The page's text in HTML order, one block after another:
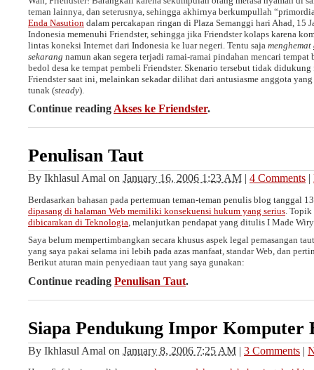
teman lainnya, dan seterusnya, sehingga akhirnya berkumpullah
Enda Nasution dalam percakapan ringan di Plaza Semanggi hari Ahad, 15
Indonesia memenuhi Friendster, sehingga jika Friendster kolaps karena
lintas koneksi Internet dari Indonesia ke luar negeri. Tentu saja menghemat
sekarang namun akan segera terjadi ramai-ramai pindahan mencari tempat
bedol desa ke tempat pembeli Friendster. Skenario tersebut tidak
Friendster saat ini, melainkan sekadar dilihat dari antusiasme anggota
tunak (steady).
Continue readingAkses ke Friendster.
Penulisan Taut
By Ikhlasul Amal on January 16, 2006 1:23 AM 4 Comments
Berdasarkan bahasan pada pertemuan teman-teman penulis blog tanggal
dipasang di halaman Web memiliki konsekuensi hukum yang serius .
dibicarakan di Teknologia , melanjutkan pendapat yang ditulis I Made
Saya belum mempertimbangkan secara khusus aspek legal pemasangan
yang saya pakai selama ini lebih pada azas manfaat, standar Web, dan
Berikut aturan main penyediaan taut yang saya gunakan:
Continue reading Penulisan Taut.
Siapa Pendukung Impor Komputer
By Ikhlasul Amal on January 8, 2006 7:25 AM | 3 Comments |